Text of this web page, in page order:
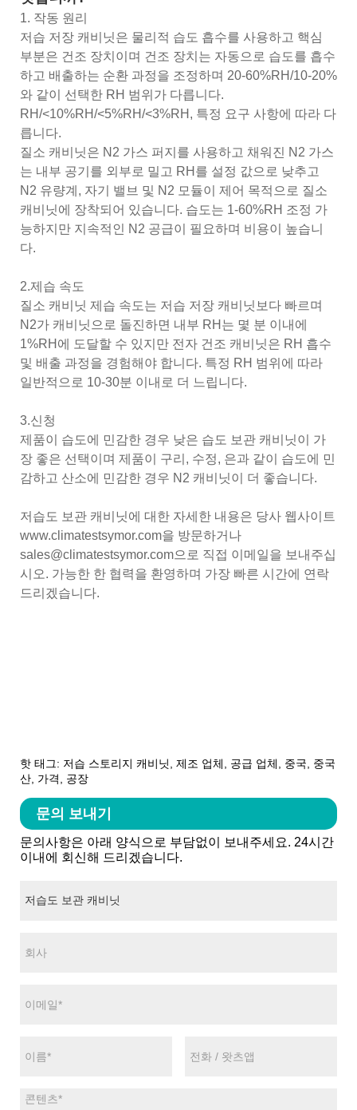
1. 작동 원리
저습 저장 캐비닛은 물리적 습도 흡수를 사용하고 핵심
부분은 건조 장치이며 건조 장치는 자동으로 습도를 흡수
하고 배출하는 순환 과정을 조정하며 20-60%RH/10-20%
와 같이 선택한 RH 범위가 다릅니다.
RH/<10%RH/<5%RH/<3%RH, 특정 요구 사항에 따라 다
릅니다.
질소 캐비닛은 N2 가스 퍼지를 사용하고 채워진 N2 가스
는 내부 공기를 외부로 밀고 RH를 설정 값으로 낮추고
N2 유량계, 자기 밸브 및 N2 모듈이 제어 목적으로 질소
캐비닛에 장착되어 있습니다. 습도는 1-60%RH 조정 가
능하지만 지속적인 N2 공급이 필요하며 비용이 높습니
다.
2.제습 속도
질소 캐비닛 제습 속도는 저습 저장 캐비닛보다 빠르며
N2가 캐비닛으로 돌진하면 내부 RH는 몇 분 이내에
1%RH에 도달할 수 있지만 전자 건조 캐비닛은 RH 흡수
및 배출 과정을 경험해야 합니다. 특정 RH 범위에 따라
일반적으로 10-30분 이내로 더 느립니다.
3.신청
제품이 습도에 민감한 경우 낮은 습도 보관 캐비닛이 가
장 좋은 선택이며 제품이 구리, 수정, 은과 같이 습도에 민
감하고 산소에 민감한 경우 N2 캐비닛이 더 좋습니다.
저습도 보관 캐비닛에 대한 자세한 내용은 당사 웹사이트
www.climatestsymor.com을 방문하거나
sales@climatestsymor.com으로 직접 이메일을 보내주십
시오. 가능한 한 협력을 환영하며 가장 빠른 시간에 연락
드리겠습니다.
핫 태그: 저습 스토리지 캐비닛, 제조 업체, 공급 업체, 중국, 중국
산, 가격, 공장
문의 보내기
문의사항은 아래 양식으로 부담없이 보내주세요. 24시간
이내에 회신해 드리겠습니다.